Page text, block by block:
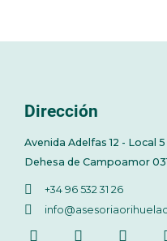
Dirección
Avenida Adelfas 12 - Local 5
Dehesa de Campoamor
+34 96 532 31 26